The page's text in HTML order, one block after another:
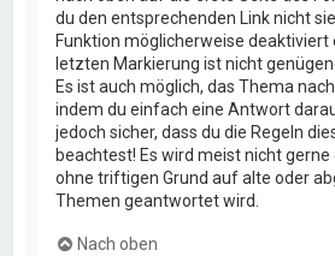
du den entsprechenden Link nicht
Funktion möglicherweise deaktiviert
letzten Markierung ist nicht
Es ist auch möglich, das Thema
indem du einfach eine Antwort
jedoch sicher, dass du die Regeln
beachtest! Es wird meist nicht gerne
ohne triftigen Grund auf alte oder
Themen geantwortet wird.
Nach oben